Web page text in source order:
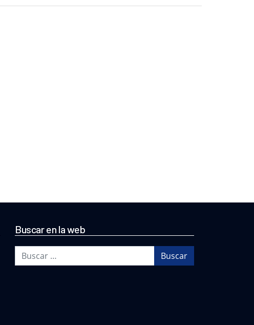
Buscar en la web
Buscar